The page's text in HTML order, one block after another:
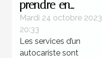
prendre en
compte lors d’un
transport
d’enfants
Mardi 24 octobre 2023
20:33
Les services d’un
autocariste sont